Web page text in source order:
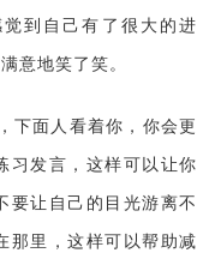
到自己有了很大的进
意地笑了笑。
下面人看着你，你会更
习发言，这样可以让你
要让自己的目光游离不
那里，这样可以帮助减